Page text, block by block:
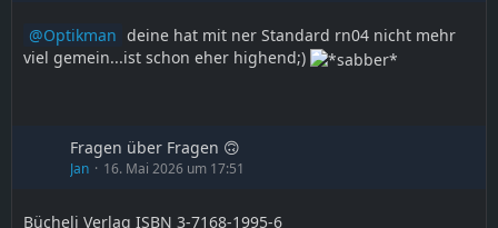
Optikman deine hat mit ner Standard rn04 nicht mehr
viel gemein...ist schon eher highend;)
Fragen über Fragen 🙃
Jan 16. Mai 2026 um 17:51
Bücheli Verlag ISBN 3-7168-1995-6